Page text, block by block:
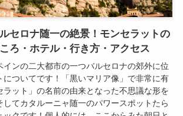
セロナ随一の絶景！モンセラットの
ろ・ホテル・行き方・アクセス
インの二大都市の一つバルセロナの郊外に位
についてです！「黒いマリア像」で非常に有
ラット」の名前の由来となった不思議な形を
してカタルーニャ随一のパワースポットたら